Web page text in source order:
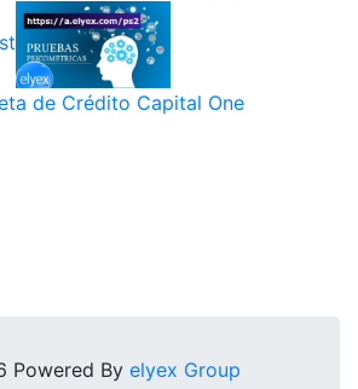
de Crédito Capital One
Powered By elyex Group